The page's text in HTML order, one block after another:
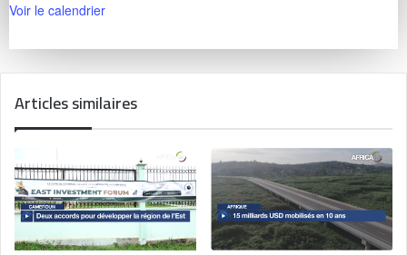
Voir le calendrier
Articles similaires